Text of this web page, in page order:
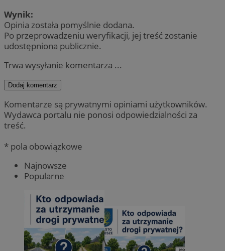
Wynik:
Opinia została pomyślnie dodana.
Po przeprowadzeniu weryfikacji, jej treść zostanie
udostępniona publicznie.
Trwa wysyłanie komentarza ...
Dodaj komentarz
Komentarze są prywatnymi opiniami użytkowników.
Wydawca portalu nie ponosi odpowiedzialności za
treść.
* pola obowiązkowe
Najnowsze
Popularne